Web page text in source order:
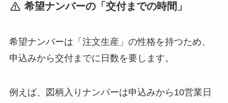
希望ナンバーの「交付までの時間」
希望ナンバーは「注文生産」の性格を持つため、
申込みから交付までに日数を要します。
例えば、図柄入りナンバーは申込みから10営業日